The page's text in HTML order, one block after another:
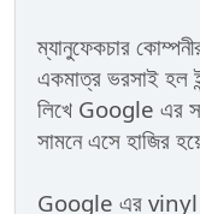
ম্যানুফেকচার
একমাত্র ভরসাই হল
লিখে Google এর
সামনে এসে হাজির
Google এর